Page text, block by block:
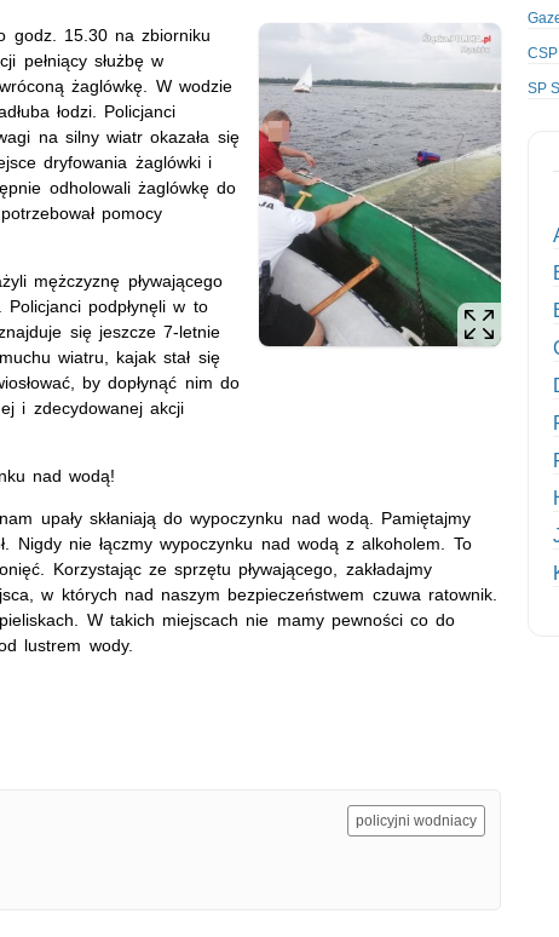
godz. 15.30 na zbiorniku
pełniący służbę w
żaglówkę. W wodzie
łodzi. Policjanci
na silny wiatr okazała się
dryfowania żaglówki i
odholowali żaglówkę do
pomocy
mężczyznę pływającego
Policjanci podpłynęli w to
się jeszcze 7-letnie
wiatru, kajak stał się
by dopłynąć nim do
i zdecydowanej akcji
nad wodą!
upały skłaniają do wypoczynku nad wodą. Pamiętajmy
Nigdy nie łączmy wypoczynku nad wodą z alkoholem. To
Korzystając ze sprzętu pływającego, zakładajmy
w których nad naszym bezpieczeństwem czuwa ratownik.
W takich miejscach nie mamy pewności co do
lustrem wody.
policyjni wodniacy
SP